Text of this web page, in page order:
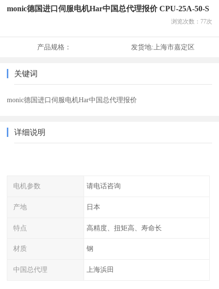
monic德国进口伺服电机Har中国总代理报价 CPU-25A-50-S
浏览次数： 77次
产品规格： 发货地: 上海市嘉定区
关键词
monic德国进口伺服电机Har中国总代理报价
详细说明
电机参数 请电话咨询
产地 日本
特点 高精度、扭矩高、寿命长
材质 钢
中国总代理 上海浜田